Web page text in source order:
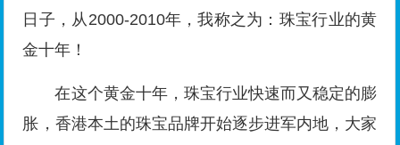
日子，从2000-2010年，我称之为：珠宝行业的黄
金十年！
在这个黄金十年，珠宝行业快速而又稳定的膨
胀，香港本土的珠宝品牌开始逐步进军内地，大家